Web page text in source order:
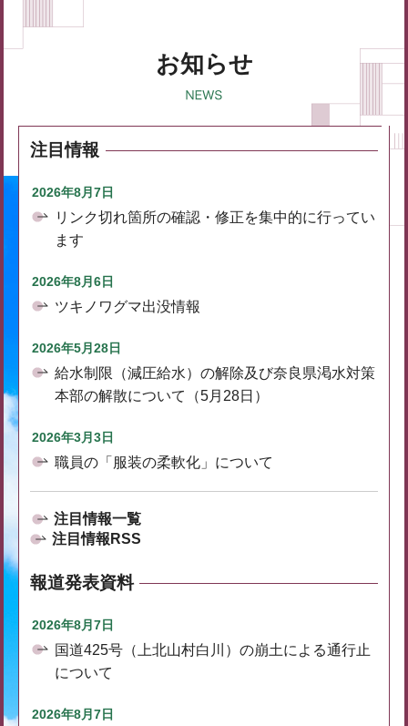
お知らせ
注目情報
2026年8月7日
リンク切れ箇所の確認・修正を集中的に行ってい
ます
2026年8月6日
ツキノワグマ出没情報
2026年5月28日
給水制限（減圧給水）の解除及び奈良県渇水対策
本部の解散について（5月28日）
2026年3月3日
職員の「服装の柔軟化」について
注目情報一覧
注目情報RSS
報道発表資料
2026年8月7日
国道425号（上北山村白川）の崩土による通行止
について
2026年8月7日